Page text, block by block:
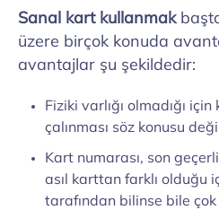
Sanal kart kullanmak
üzere birçok konuda
avantajlar şu şekildedir:
Fiziki varlığı olmadığı
çalınması söz konusu
Kart numarası, son
asıl karttan farklı olduğu
tarafından bilinse bile